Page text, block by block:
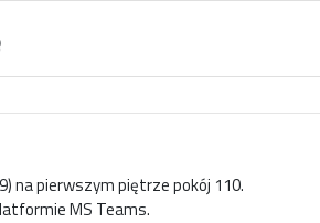
na pierwszym piętrze pokój 110.
MS Teams.